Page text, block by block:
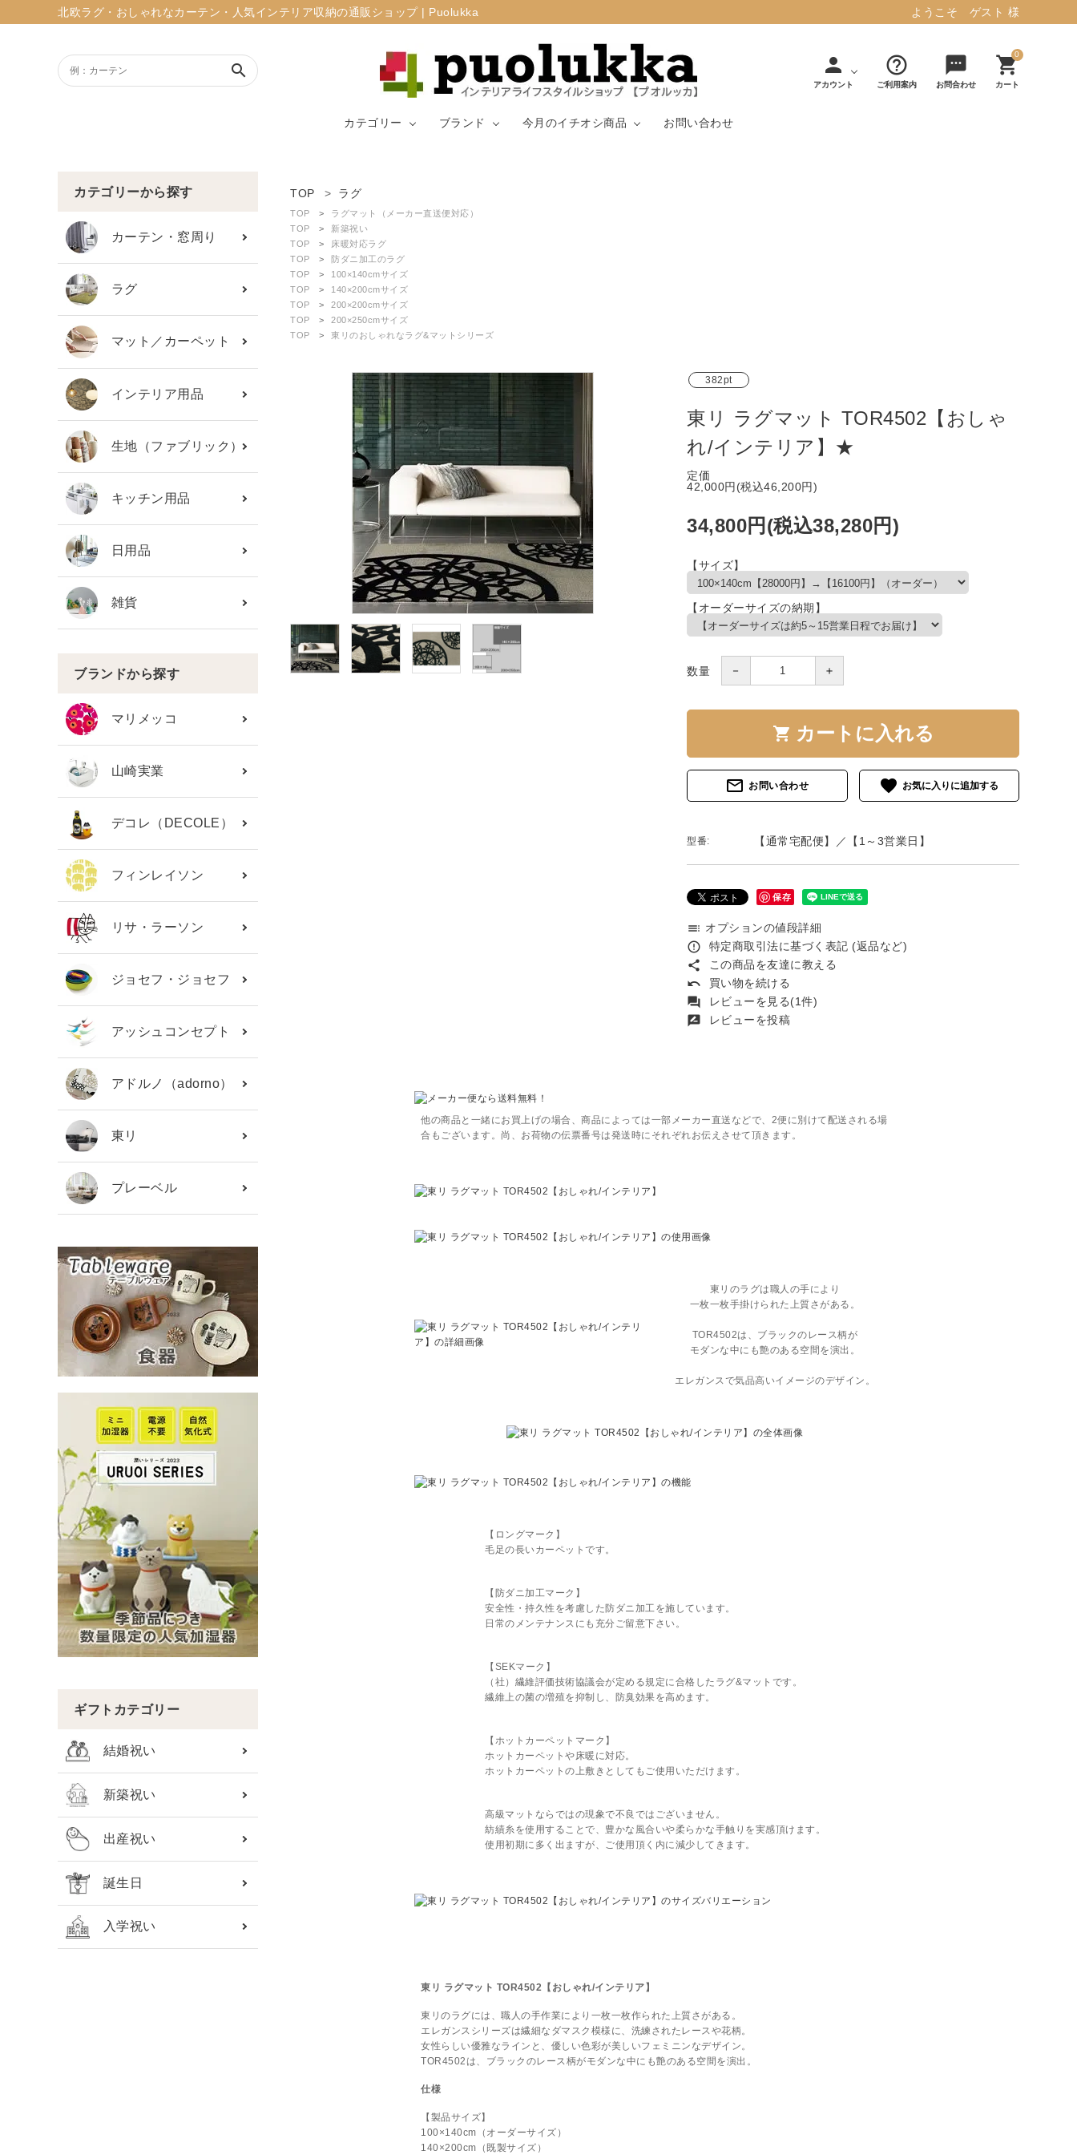
北欧ラグ・おしゃれなカーテン・人気インテリア収納の通販ショップ | Puolukka ようこそ ゲスト 様
search person
アカウント
help_outline
ご利用案内
sms
お問合わせ
0
shopping_cart
カート
カテゴリー
り
ック）
ブランド 今月のイチオシ商品 お問い合わせ
ようこそ ゲスト 様
ログイン person 新規会員登録
カテゴリーから探す
ブランド
ガイドライン
カテゴリーから探す
カーテン・窓周り
ラグ
マット／カーペット
インテリア用品
生地（ファブリック）
キッチン用品
日用品
雑貨
ブランドから探す
マリメッコ
山崎実業
デコレ（DECOLE）
フィンレイソン
リサ・ラーソン
ジョセフ・ジョセフ
アッシュコンセプト
アドルノ（adorno）
東リ
プレーベル
ギフトカテゴリー
結婚祝い
新築祝い
出産祝い
誕生日
入学祝い
TOP ラグ
TOP
ラグマット（メーカー直送便対応）
TOP
新築祝い
TOP
床暖対応ラグ
TOP
防ダニ加工のラグ
TOP
100×140cmサイズ
TOP
140×200cmサイズ
TOP
200×200cmサイズ
TOP
200×250cmサイズ
TOP
東リのおしゃれなラグ&マットシリーズ
382pt
東リ ラグマット TOR4502【おしゃ
れ/インテリア】★
定価
42,000円(税込46,200円)
34,800円(税込38,280円)
【サイズ】
【オーダーサイズの納期】
数量 － ＋
shopping_cart カートに入れる
mail_outline お問い合わせ favorite
型番: 【通常宅配便】／【1～3営業日】
保存
toc オプションの値段詳細
error_outline 特定商取引法に基づく表記 (返品など)
share この商品を友達に教える
undo 買い物を続ける
forum レビューを見る(1件)
rate_review レビューを投稿
他の商品と一緒にお買上げの場合、商品によっては一部メーカー直送などで、2便に別けて配送される場
合もございます。尚、お荷物の伝票番号は発送時にそれぞれお伝えさせて頂きます。
東リのラグは職人の手により
一枚一枚手掛けられた上質さがある。
TOR4502は、ブラックのレース柄が
モダンな中にも艶のある空間を演出。
エレガンスで気品高いイメージのデザイン。
【ロングマーク】
毛足の長いカーペットです。
【防ダニ加工マーク】
安全性・持久性を考慮した防ダニ加工を施しています。
日常のメンテナンスにも充分ご留意下さい。
【SEKマーク】
（社）繊維評価技術協議会が定める規定に合格したラグ&マットです。
繊維上の菌の増殖を抑制し、防臭効果を高めます。
【ホットカーペットマーク】
ホットカーペットや床暖に対応。
ホットカーペットの上敷きとしてもご使用いただけます。
高級マットならではの現象で不良ではございません。
紡績糸を使用することで、豊かな風合いや柔らかな手触りを実感頂けます。
使用初期に多く出ますが、ご使用頂く内に減少してきます。
東リ ラグマット TOR4502【おしゃれ/インテリア】
東リのラグには、職人の手作業により一枚一枚作られた上質さがある。
エレガンスシリーズは繊細なダマスク模様に、洗練されたレースや花柄。
女性らしい優雅なラインと、優しい色彩が美しいフェミニンなデザイン。
TOR4502は、ブラックのレース柄がモダンな中にも艶のある空間を演出。
仕様
【製品サイズ】
100×140cm（オーダーサイズ）
140×200cm（既製サイズ）